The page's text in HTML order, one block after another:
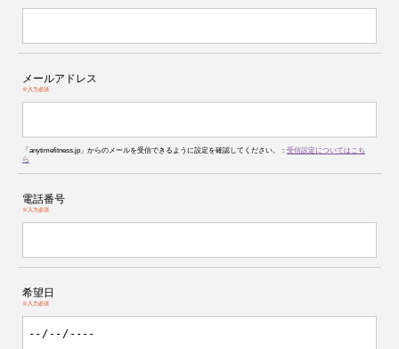
メールアドレス
※入力必須
「anytimefitness.jp」からのメールを受信できるように設定を確認してください。： 受信設定についてはこち
ら
電話番号
※入力必須
希望日
※入力必須